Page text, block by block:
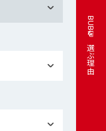
BUBUを選ぶ理由